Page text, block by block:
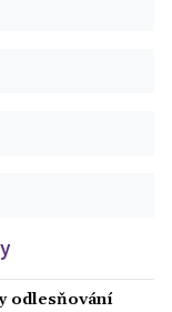
odlesňování